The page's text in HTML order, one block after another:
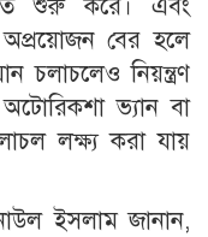
শুরু করে। এবং
অপ্রয়োজন বের হলে
চলাচলেও নিয়ন্ত্রণ
ভ্যান বা
লক্ষ্য করা যায়
ইসলাম জানান,